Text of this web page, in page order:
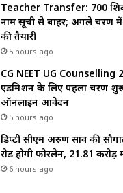
Teacher Transfer: 700
नाम सूची से बाहर; अगले चरण
की तैयारी
5 hours ago
CG NEET UG Counselling
एडमिशन के लिए पहला चरण
ऑनलाइन आवेदन
5 hours ago
डिप्टी सीएम अरुण साव की
रोड होगी फोरलेन, ₹21.81 करोड़
6 hours ago